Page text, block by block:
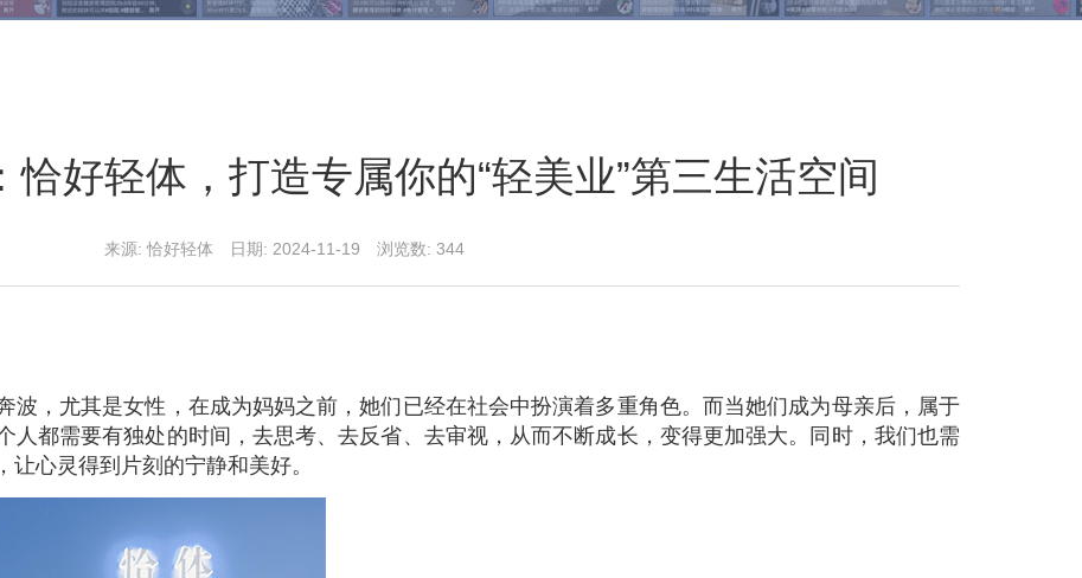
好轻体，打造专属你的“轻美业”第三生活空间
来源: 恰好轻体 日期: 2024-11-19 浏览数: 344
波，尤其是女性，在成为妈妈之前，她们已经在社会中扮演着多重角色。而当她们成为母亲后，属于
人都需要有独处的时间，去思考、去反省、去审视，从而不断成长，变得更加强大。同时，我们也需
心灵得到片刻的宁静和美好。